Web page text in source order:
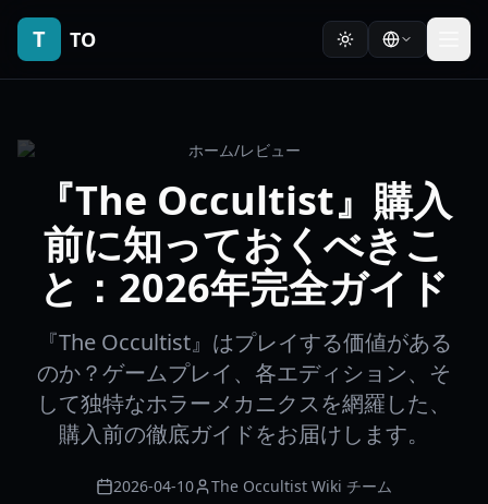
T TO
ホーム/レビュー
『The Occultist』購入
前に知っておくべきこ
と：2026年完全ガイド
『The Occultist』はプレイする価値がある
のか？ゲームプレイ、各エディション、そ
して独特なホラーメカニクスを網羅した、
購入前の徹底ガイドをお届けします。
2026-04-10 The Occultist Wiki チーム